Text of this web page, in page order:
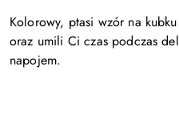
Kolorowy, ptasi wzór na
oraz umili Ci czas podczas
napojem.